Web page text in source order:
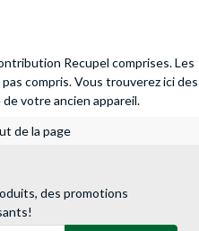
Recupel comprises. Les
compris. Vous trouverez ici des
votre ancien appareil.
de la page
des promotions